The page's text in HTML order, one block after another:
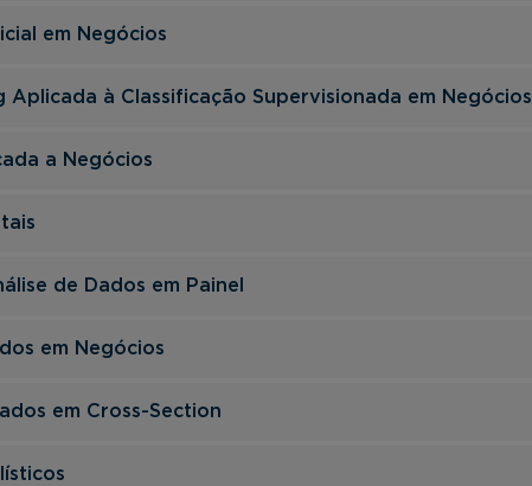
em Negócios
Aplicada à Classificação Supervisionada em Negócios
a Negócios
de Dados em Painel
em Negócios
em Cross-Section